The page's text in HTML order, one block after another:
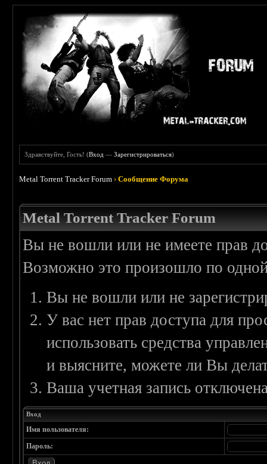
Здравствуйте, Гость! (Вход —Зарегистрироваться)
Metal Torrent Tracker Forum ›Сообщение Форума
Metal Torrent Tracker Forum
Вы не вошли или не имеете прав
Возможно это произошло по
Вы не вошли или не
У вас нет прав доступа для
использовать средства
и выясните, можете ли Вы
Ваша учетная запись
Вход
Имя пользователя:
Пароль: